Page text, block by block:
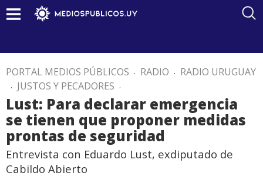
PORTAL MEDIOS PÚBLICOS . RADIO . RADIO URUGUAY
. JUSTOS Y PECADORES .
Lust: Para declarar emergencia
se tienen que proponer medidas
prontas de seguridad
Entrevista con Eduardo Lust, exdiputado de
Cabildo Abierto